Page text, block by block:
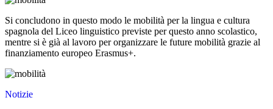
Si concludono in questo modo le mobilità per la lingua e cultura
spagnola del Liceo linguistico previste per questo anno scolastico,
mentre si è già al lavoro per organizzare le future mobilità grazie al
finanziamento europeo Erasmus+.
Notizie